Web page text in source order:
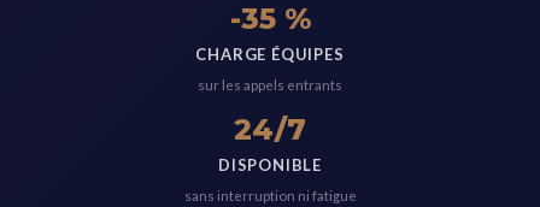
-35 %
CHARGE ÉQUIPES
sur les appels entrants
24/7
DISPONIBLE
sans interruption ni fatigue